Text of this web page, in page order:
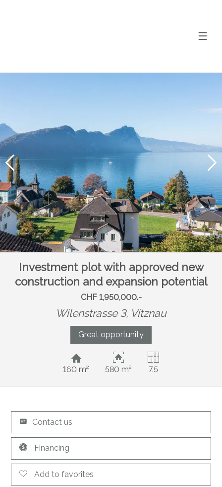
Investment plot with approved new
construction and expansion potential
CHF 1,950,000.-
Wilenstrasse 3, Vitznau
Great opportunity
160 m² 580 m² 7.5
Contact us
Financing
Add to favorites